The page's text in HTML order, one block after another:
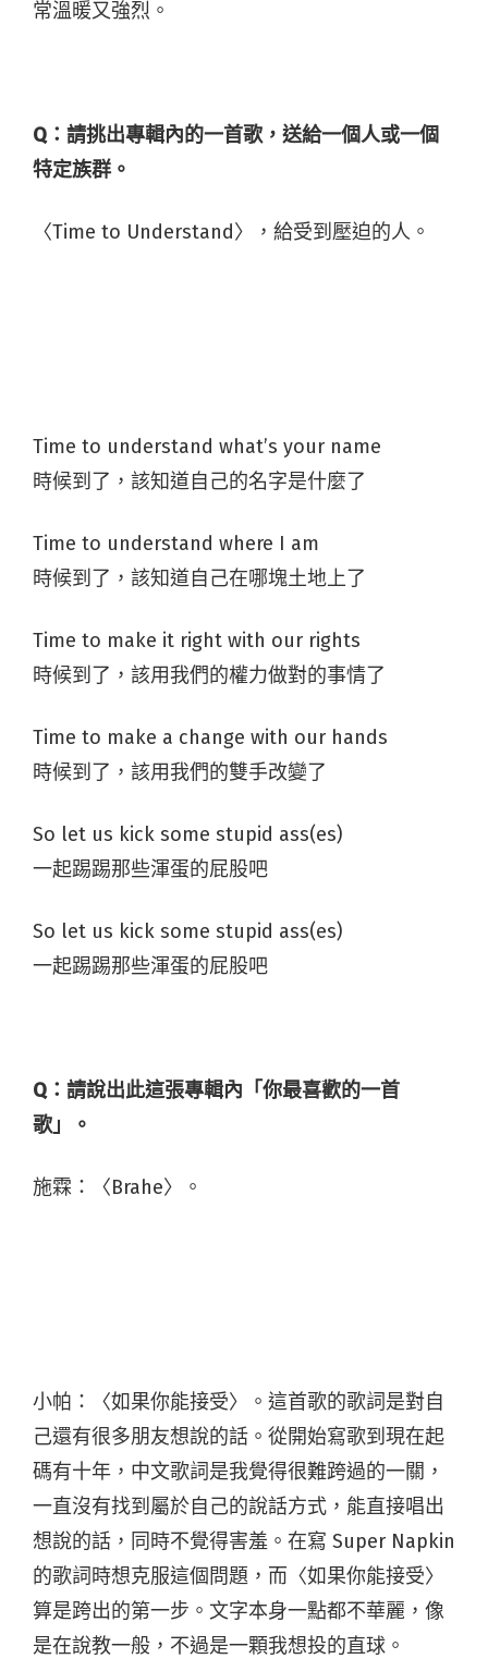
常溫暖又強烈。
Q： 請挑出專輯內的一首歌，送給一個人或一個
特定族群。
〈Time to Understand〉，給受到壓迫的人。
Time to understand what’s your name
時候到了，該知道自己的名字是什麼了
Time to understand where I am
時候到了，該知道自己在哪塊土地上了
Time to make it right with our rights
時候到了，該用我們的權力做對的事情了
Time to make a change with our hands
時候到了，該用我們的雙手改變了
So let us kick some stupid ass(es)
一起踢踢那些渾蛋的屁股吧
So let us kick some stupid ass(es)
一起踢踢那些渾蛋的屁股吧
Q：請說出此這張專輯內「你最喜歡的一首
歌」。
施霖：〈Brahe〉。
小帕：〈如果你能接受〉。這首歌的歌詞是對自
己還有很多朋友想說的話。從開始寫歌到現在起
碼有十年，中文歌詞是我覺得很難跨過的一關，
一直沒有找到屬於自己的說話方式，能直接唱出
想說的話，同時不覺得害羞。在寫 Super Napkin
的歌詞時想克服這個問題，而〈如果你能接受〉
算是跨出的第一步。文字本身一點都不華麗，像
是在說教一般，不過是一顆我想投的直球。